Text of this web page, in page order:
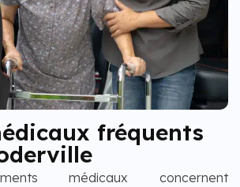
fréquents
médicaux concernent